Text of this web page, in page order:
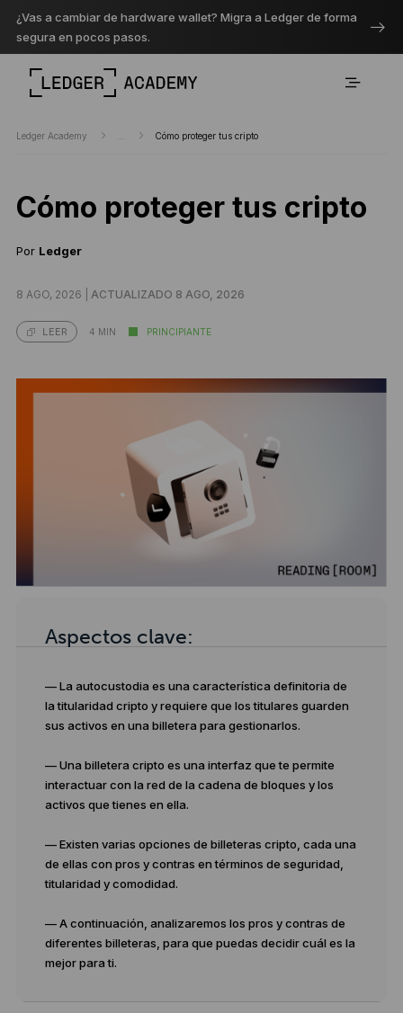
¿Vas a cambiar de hardware wallet? Migra a Ledger de forma
segura en pocos pasos.
Ledger Academy Cómo proteger tus cripto
Cómo proteger tus cripto
Por Ledger
8 AGO, 2026 | ACTUALIZADO 8 AGO, 2026
LEER 4 MIN PRINCIPIANTE
Aspectos clave:
— La autocustodia es una característica definitoria de
la titularidad cripto y requiere que los titulares guarden
sus activos en una billetera para gestionarlos.
— Una billetera cripto es una interfaz que te permite
interactuar con la red de la cadena de bloques y los
activos que tienes en ella.
— Existen varias opciones de billeteras cripto, cada una
de ellas con pros y contras en términos de seguridad,
titularidad y comodidad.
— A continuación, analizaremos los pros y contras de
diferentes billeteras, para que puedas decidir cuál es la
mejor para ti.